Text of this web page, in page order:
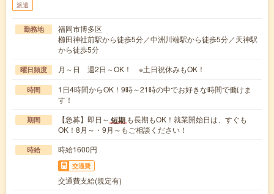
派遣
勤務地
福岡市博多区
櫛田神社前駅から徒歩5分／中洲川端駅から徒歩5分／天神駅
から徒歩5分
曜日頻度 月～日 週2日～OK！ ※土日祝休みもOK！
時間
1日4時間からOK！9時～21時の中でお好きな時間で働けま
す！
期間 【急募】即日～ 短期 も長期もOK！就業開始日は、すぐも
OK！8月～・9月～もご相談ください！
時給 時給1600円
交通費
交通費支給(規定有)